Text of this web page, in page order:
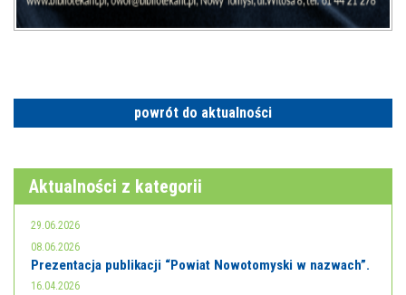
powrót do aktualności
Aktualności z kategorii
29.06.2026
08.06.2026
Prezentacja publikacji “Powiat Nowotomyski w nazwach”.
16.04.2026